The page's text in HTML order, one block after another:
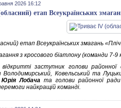
2026 16:12
етап Всеукраїнських
етап Всеукраїнських змагань «Пліч-
з кросового біатлону (команди 7-9
заступник голови районної
Володимирський, Ковельський та
Юрія Лобача та голови районної ради
найкращій команді.